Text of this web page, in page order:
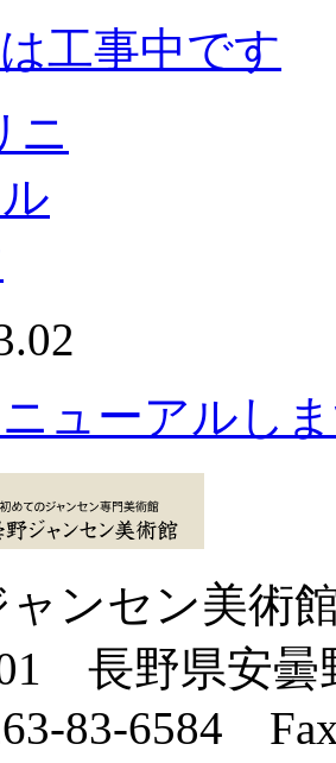
工事中です
ューアルし
ャンセン美術
長野県安曇
83-6584